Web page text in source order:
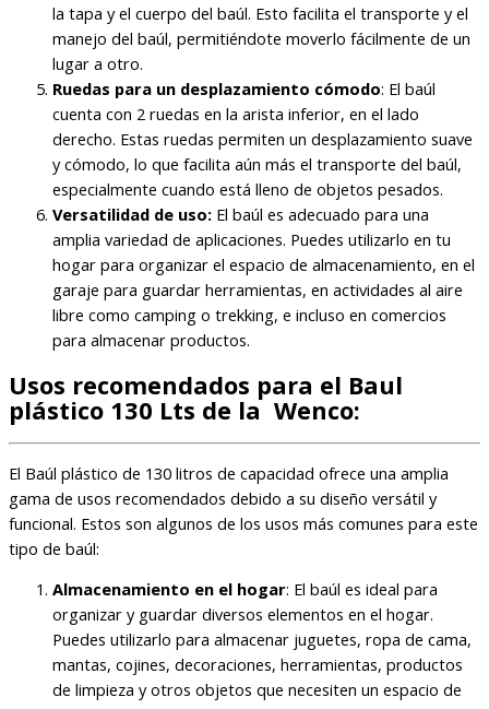
la tapa y el cuerpo del baúl. Esto facilita el transporte y el
manejo del baúl, permitiéndote moverlo fácilmente de un
lugar a otro.
Ruedas para un desplazamiento cómodo: El baúl
cuenta con 2 ruedas en la arista inferior, en el lado
derecho. Estas ruedas permiten un desplazamiento suave
y cómodo, lo que facilita aún más el transporte del baúl,
especialmente cuando está lleno de objetos pesados.
Versatilidad de uso: El baúl es adecuado para una
amplia variedad de aplicaciones. Puedes utilizarlo en tu
hogar para organizar el espacio de almacenamiento, en el
garaje para guardar herramientas, en actividades al aire
libre como camping o trekking, e incluso en comercios
para almacenar productos.
Usos recomendados para el Baul
plástico 130 Lts de la Wenco:
El Baúl plástico de 130 litros de capacidad ofrece una amplia
gama de usos recomendados debido a su diseño versátil y
funcional. Estos son algunos de los usos más comunes para este
tipo de baúl:
Almacenamiento en el hogar: El baúl es ideal para
organizar y guardar diversos elementos en el hogar.
Puedes utilizarlo para almacenar juguetes, ropa de cama,
mantas, cojines, decoraciones, herramientas, productos
de limpieza y otros objetos que necesiten un espacio de